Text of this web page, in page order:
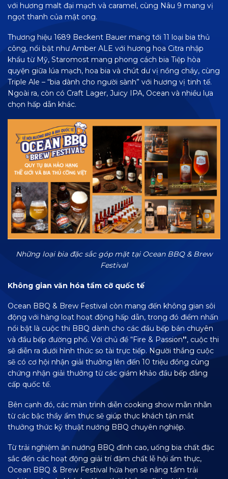
với hương malt đại mạch và caramel, cùng Nâu 9 mang vị
ngọt thanh của mật ong.
Thương hiệu 1689 Beckent Bauer mang tới 11 loại bia thủ
công, nổi bật như Amber ALE với hương hoa Citra nhập
khẩu từ Mỹ, Staromost mang phong cách bia Tiệp hòa
quyện giữa lúa mạch, hoa bia và chút dư vị nồng cháy, cùng
Triple Ale – “bia dành cho người sành” với hương vị tinh tế.
Ngoài ra, còn có Craft Lager, Juicy IPA, Ocean và nhiều lựa
chọn hấp dẫn khác.
Những loại bia đặc sắc góp mặt tại Ocean BBQ & Brew
Festival
Không gian văn hóa tầm cỡ quốc tế
Ocean BBQ & Brew Festival còn mang đến không gian sôi
động với hàng loạt hoạt động hấp dẫn, trong đó điểm nhấn
nổi bật là cuộc thi BBQ dành cho các đầu bếp bán chuyên
và đầu bếp đường phố. Với chủ đề “Fire & Passion”, cuộc thi
sẽ diễn ra dưới hình thức so tài trực tiếp. Người thắng cuộc
sẽ có cơ hội nhận giải thưởng lên đến 10 triệu đồng cùng
chứng nhận giải thưởng từ các giám khảo đầu bếp đẳng
cấp quốc tế.
Bên cạnh đó, các màn trình diễn cooking show mãn nhãn
từ các bậc thầy ẩm thực sẽ giúp thực khách tận mắt
thưởng thức kỹ thuật nướng BBQ chuyên nghiệp.
Từ trải nghiệm ăn nướng BBQ đỉnh cao, uống bia chất đặc
sắc đến các hoạt động giải trí đậm chất lễ hội ẩm thực,
Ocean BBQ & Brew Festival hứa hẹn sẽ nâng tầm trải